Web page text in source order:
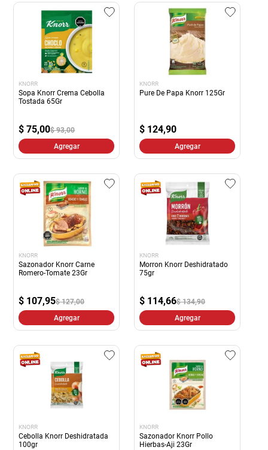
KNORR
Sopa Knorr Crema Cebolla
Tostada 65Gr
$ 75,00$ 93,00
Agregar
KNORR
Pure De Papa Knorr 125Gr
$ 124,90
Agregar
KNORR
Sazonador Knorr Carne
Romero-Tomate 23Gr
$ 107,95$ 127,00
Agregar
KNORR
Morron Knorr Deshidratado
75gr
$ 114,66$ 134,90
Agregar
KNORR
Cebolla Knorr Deshidratada
100gr
KNORR
Sazonador Knorr Pollo
Hierbas-Aji 23Gr